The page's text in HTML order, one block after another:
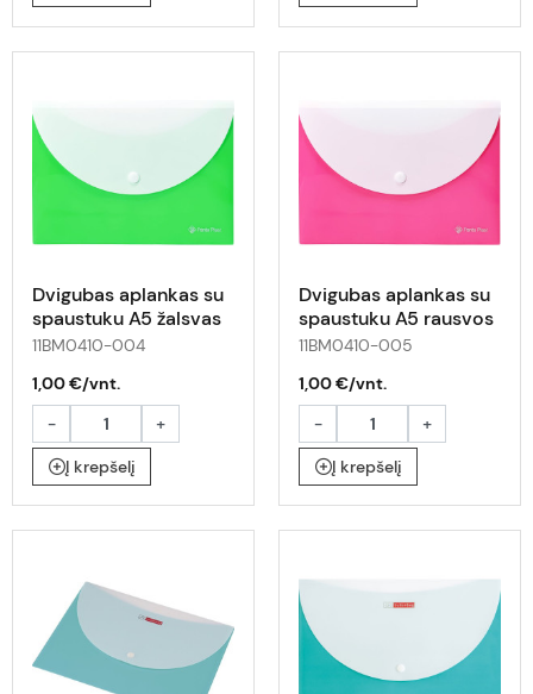
Dvigubas aplankas su
spaustuku A5 žalsvas
11BM0410-004
1,00 €/vnt.
-
+
Į krepšelį
Dvigubas aplankas su
spaustuku A5 rausvos
11BM0410-005
1,00 €/vnt.
-
+
Į krepšelį